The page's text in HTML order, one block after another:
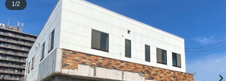
1/2